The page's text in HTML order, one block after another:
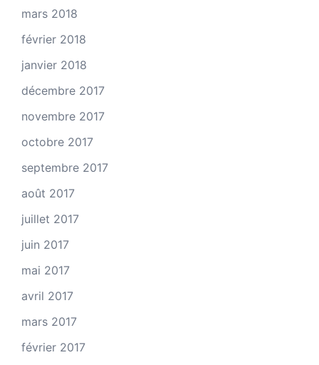
mars 2018
février 2018
janvier 2018
décembre 2017
novembre 2017
octobre 2017
septembre 2017
août 2017
juillet 2017
juin 2017
mai 2017
avril 2017
mars 2017
février 2017